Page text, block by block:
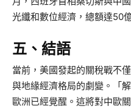
光纖和數位經濟，總額達50
五、結語
當前，美國發起的關稅戰不
與地緣經濟格局的劇變。「
歐洲已經覺醒。這將對中歐